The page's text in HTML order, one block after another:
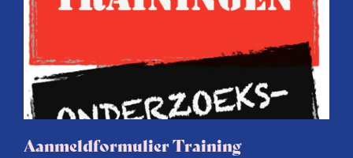
Aanmeldformulier Training